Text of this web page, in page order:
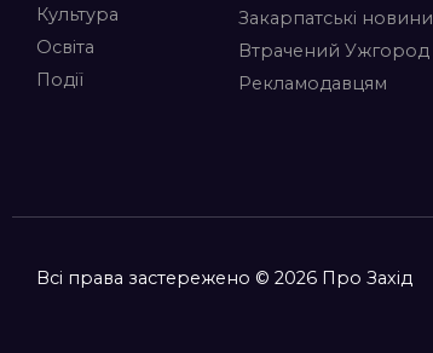
Культура
Освіта
Події
Закарпатські новини
Втрачений Ужгород
Рекламодавцям
Всі права застережено © 2026 Про Захід